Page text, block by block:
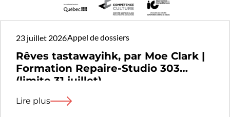
23 juillet 2026Appel de dossiers
Rêves tastawayihk, par Moe Clark |
Formation Repaire-Studio 303
(limite 31 juillet)
Lire plus